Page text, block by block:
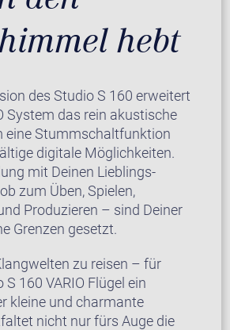
hebt
des Studio S 160 erweitert
System das rein akustische
eine Stummschaltfunktion
digitale Möglichkeiten.
mit Deinen Lieblings-
zum Üben, Spielen,
Produzieren – sind Deiner
Grenzen gesetzt.
zu reisen – für
160 VARIO Flügel ein
kleine und charmante
nicht nur fürs Auge die